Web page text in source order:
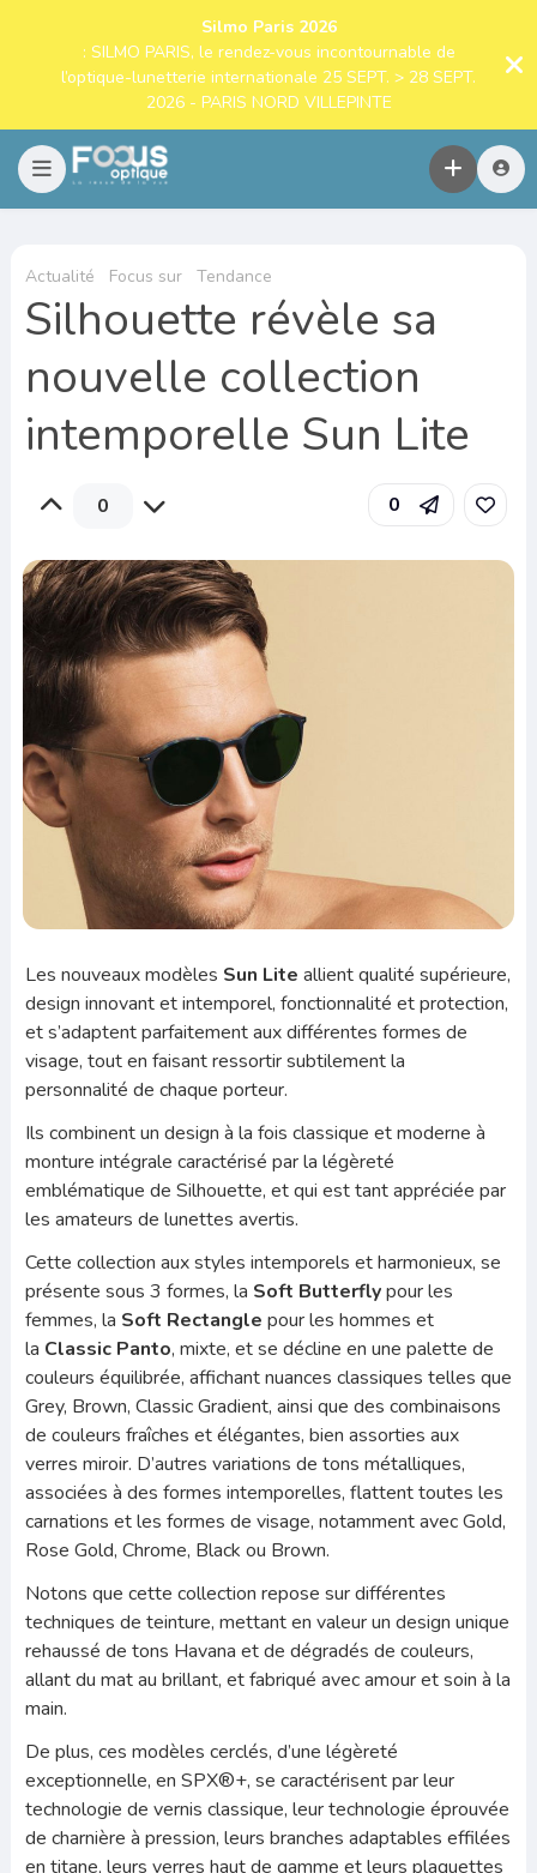
Silmo Paris 2026
: SILMO PARIS, le rendez-vous incontournable de
l’optique-lunetterie internationale 25 SEPT. > 28 SEPT.
2026 - PARIS NORD VILLEPINTE
Actualité Focus sur Tendance
Silhouette révèle sa
nouvelle collection
intemporelle Sun Lite
0 0
Les nouveaux modèles Sun Lite allient qualité supérieure,
design innovant et intemporel, fonctionnalité et protection,
et s’adaptent parfaitement aux différentes formes de
visage, tout en faisant ressortir subtilement la
personnalité de chaque porteur.
Ils combinent un design à la fois classique et moderne à
monture intégrale caractérisé par la légèreté
emblématique de Silhouette, et qui est tant appréciée par
les amateurs de lunettes avertis.
Cette collection aux styles intemporels et harmonieux, se
présente sous 3 formes, la Soft Butterflypour les
femmes, la Soft Rectangle pour les hommes et
la Classic Panto, mixte, et se décline en une palette de
couleurs équilibrée, affichant nuances classiques telles que
Grey, Brown, Classic Gradient, ainsi que des combinaisons
de couleurs fraîches et élégantes, bien assorties aux
verres miroir. D’autres variations de tons métalliques,
associées à des formes intemporelles, flattent toutes les
carnations et les formes de visage, notamment avec Gold,
Rose Gold, Chrome, Black ou Brown.
Notons que cette collection repose sur différentes
techniques de teinture, mettant en valeur un design unique
rehaussé de tons Havana et de dégradés de couleurs,
allant du mat au brillant, et fabriqué avec amour et soin à la
main.
De plus, ces modèles cerclés, d’une légèreté
exceptionnelle, en SPX®+, se caractérisent par leur
technologie de vernis classique, leur technologie éprouvée
de charnière à pression, leurs branches adaptables effilées
en titane, leurs verres haut de gamme et leurs plaquettes